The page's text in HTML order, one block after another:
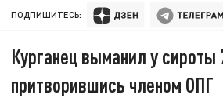
ПОДПИШИТЕСЬ:
Курганец выманил у сироты
притворившись членом ОПГ